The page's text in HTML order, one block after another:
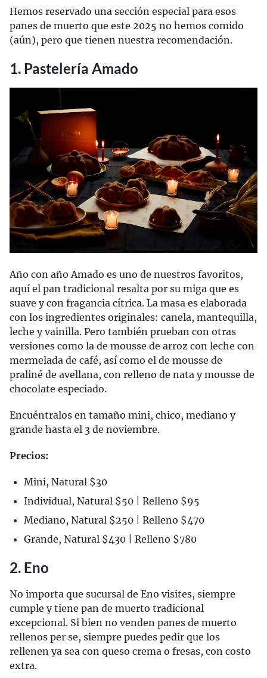
Hemos reservado una sección especial para esos
panes de muerto que este 2025 no hemos comido
(aún), pero que tienen nuestra recomendación.
1. Pastelería Amado
Año con año Amado es uno de nuestros favoritos,
aquí el pan tradicional resalta por su miga que es
suave y con fragancia cítrica. La masa es elaborada
con los ingredientes originales: canela, mantequilla,
leche y vainilla. Pero también prueban con otras
versiones como la de mousse de arroz con leche con
mermelada de café, así como el de mousse de
praliné de avellana, con relleno de nata y mousse de
chocolate especiado.
Encuéntralos en tamaño mini, chico, mediano y
grande hasta el 3 de noviembre.
Precios:
Mini, Natural $30
Individual, Natural $50 | Relleno $95
Mediano, Natural $250 | Relleno $470
Grande, Natural $430 | Relleno $780
2. Eno
No importa que sucursal de Eno visites, siempre
cumple y tiene pan de muerto tradicional
excepcional. Si bien no venden panes de muerto
rellenos per se, siempre puedes pedir que los
rellenen ya sea con queso crema o fresas, con costo
extra.